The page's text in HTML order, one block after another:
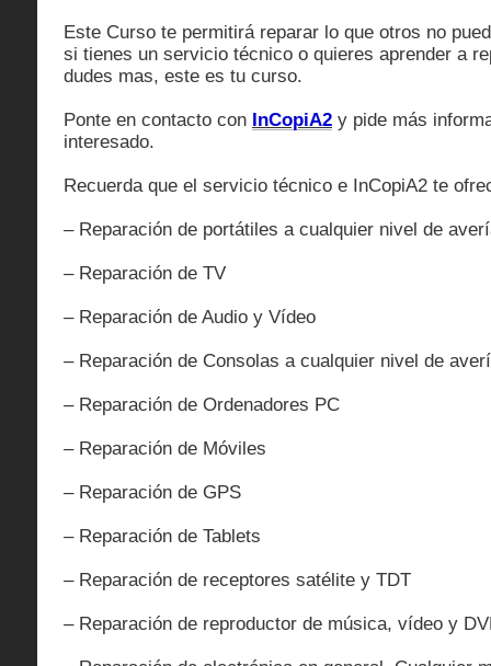
Este Curso te permitirá reparar lo que otros no
si tienes un servicio técnico o quieres aprender a
dudes mas, este es tu curso.
Ponte en contacto con InCopiA2 y pide más
interesado.
Recuerda que el servicio técnico e InCopiA2 te
– Reparación de portátiles a cualquier nivel de
– Reparación de TV
– Reparación de Audio y Vídeo
– Reparación de Consolas a cualquier nivel de
– Reparación de Ordenadores PC
– Reparación de Móviles
– Reparación de GPS
– Reparación de Tablets
– Reparación de receptores satélite y TDT
– Reparación de reproductor de música, vídeo y